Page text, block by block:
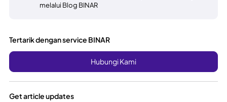
melalui Blog BINAR
Tertarik dengan service BINAR
Hubungi Kami
Get article updates